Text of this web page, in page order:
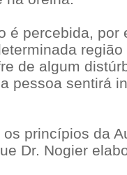
é percebida, por
de algum
pessoa sentirá
princípios da
Dr. Nogier